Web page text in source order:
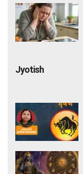
Jyotish